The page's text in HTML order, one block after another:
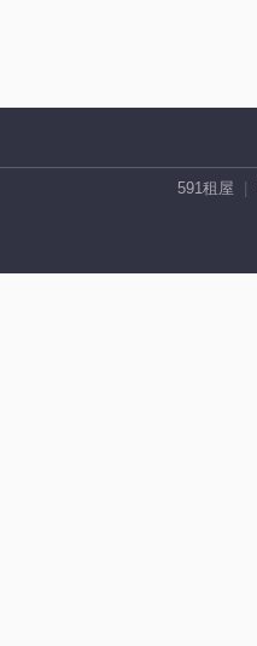
591租屋